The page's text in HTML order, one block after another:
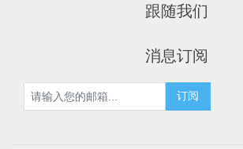
跟随我们
消息订阅